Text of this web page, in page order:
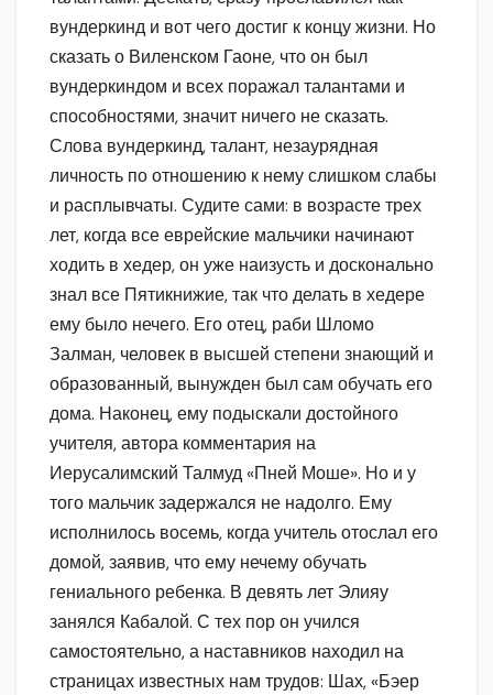
вундеркинд и вот чего достиг к концу жизни. Но
сказать о Виленском Гаоне, что он был
вундеркиндом и всех поражал талантами и
способностями, значит ничего не сказать.
Слова вундеркинд, талант, незаурядная
личность по отношению к нему слишком слабы
и расплывчаты. Судите сами: в возрасте трех
лет, когда все еврейские мальчики начинают
ходить в хедер, он уже наизусть и досконально
знал все Пятикнижие, так что делать в хедере
ему было нечего. Его отец, раби Шломо
Залман, человек в высшей степени знающий и
образованный, вынужден был сам обучать его
дома. Наконец, ему подыскали достойного
учителя, автора комментария на
Иерусалимский Талмуд «Пней Моше». Но и у
того мальчик задержался не надолго. Ему
исполнилось восемь, когда учитель отослал его
домой, заявив, что ему нечему обучать
гениального ребенка. В девять лет Элияу
занялся Кабалой. С тех пор он учился
самостоятельно, а наставников находил на
страницах известных нам трудов: Шах, «Бэер